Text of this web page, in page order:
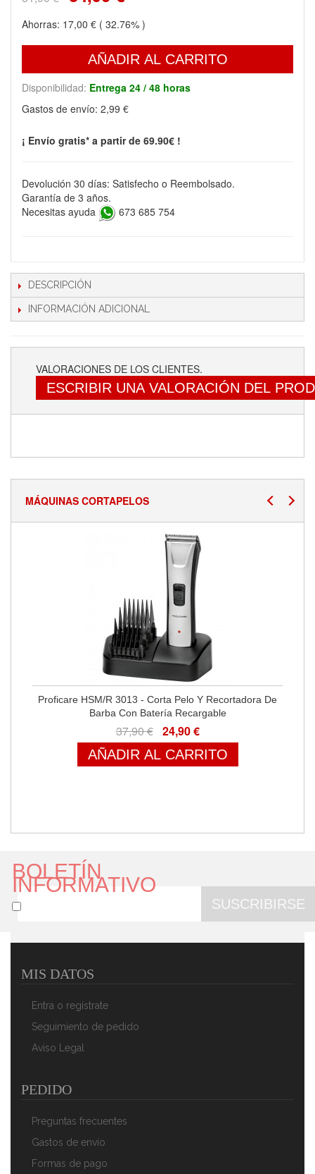
Ahorras: 17,00 € ( 32.76% )
AÑADIR AL CARRITO
Disponibilidad: Entrega 24 / 48 horas
Gastos de envío: 2,99 €
¡ Envío gratis* a partir de 69.90€ !
Devolución 30 días: Satisfecho o Reembolsado.
Garantía de 3 años.
Necesitas ayuda
673 685 754
DESCRIPCIÓN
INFORMACIÓN ADICIONAL
VALORACIONES DE LOS CLIENTES.
ESCRIBIR UNA VALORACIÓN DEL
MÁQUINAS CORTAPELOS
Proficare HSM/R 3013 - Corta Pelo Y Recortadora De
Barba Con Batería Recargable
37,90 € 24,90 €
AÑADIR AL CARRITO
Cerámicas, Inalámbrica 2 X Bateria Recargable, Bajo
Ruido Y Vibración, 4 Peines Para Pelo Rizado,
BOLETÍN
INFORMATIVO
SUSCRIBIRSE
MIS DATOS
Entra o regístrate
Seguimiento de pedido
Aviso Legal
PEDIDO
Preguntas frecuentes
Gastos de envío
Formas de pago